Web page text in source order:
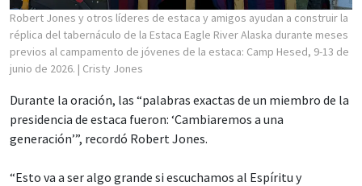
Robert Jones y otros líderes de estaca y amigos ayudan a construir la
réplica del tabernáculo de la Estaca Eagle River Alaska durante meses
previos al campamento de jóvenes de la estaca: Camp Hesed, 9-13 de
junio de 2026. | Cristy Jones
Durante la oración, las “palabras exactas de un miembro de la
presidencia de estaca fueron: ‘Cambiaremos a una
generación’”, recordó Robert Jones.
“Esto va a ser algo grande si escuchamos al Espíritu y